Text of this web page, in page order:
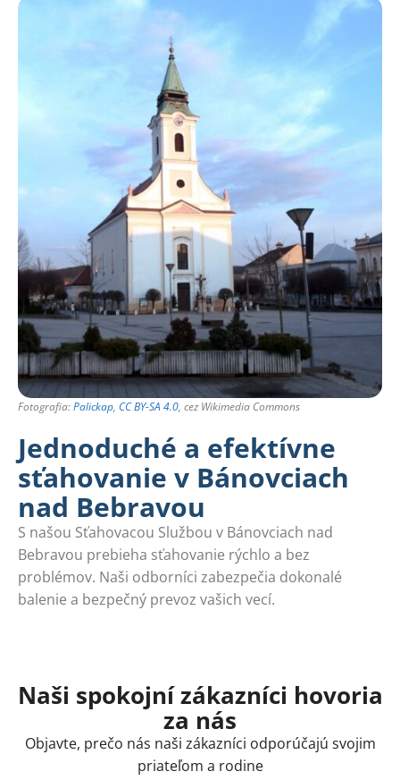
Fotografia:Palickap, CC BY-SA 4.0, cez Wikimedia Commons
Jednoduché a efektívne
sťahovanie v Bánovciach
nad Bebravou
S našou Sťahovacou Službou v Bánovciach nad
Bebravou prebieha sťahovanie rýchlo a bez
problémov. Naši odborníci zabezpečia dokonalé
balenie a bezpečný prevoz vašich vecí.
Naši spokojní zákazníci hovoria
za nás
Objavte, prečo nás naši zákazníci odporúčajú svojim
priateľom a rodine